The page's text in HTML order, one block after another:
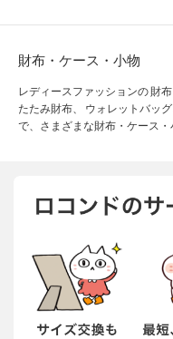
財布・ケース・小物
レディースファッションの 財
たたみ財布、 ウォレットバッ
で、さまざまな財布・ケース・